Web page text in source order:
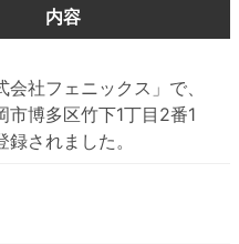
内容
会社フェニックス」で、
市博多区竹下1丁目2番1
されました。